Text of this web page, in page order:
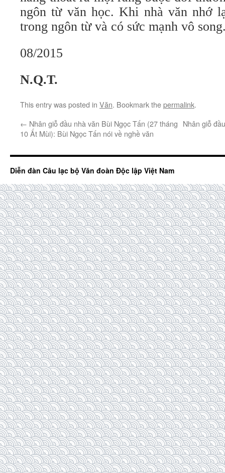
ngôn từ văn học. Khi nhà văn nhớ
trong ngôn từ và có sức mạnh vô
08/2015
N.Q.T.
This entry was posted in Văn. Bookmark thepermalink.
← Nhân giỗ đầu nhà văn Bùi Ngọc Tấn (27 tháng
10 Ất Mùi): Bùi Ngọc Tấn nói về nghề văn
Nhân giỗ
Diễn đàn Câu lạc bộ Văn đoàn Độc lập Việt Nam